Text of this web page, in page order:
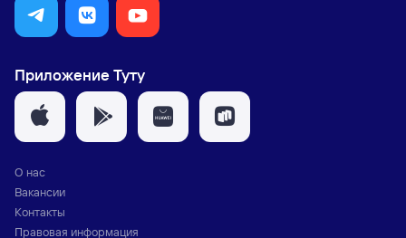
Приложение Туту
О нас
Вакансии
Контакты
Правовая информация